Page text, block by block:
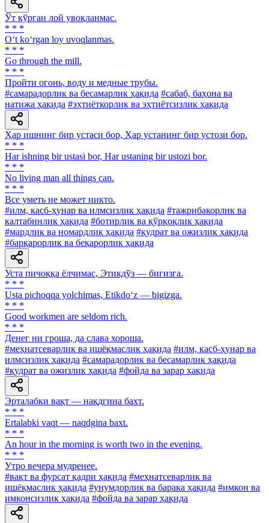
Ўт кўрган лой увоқланмас.
* * *
O‘t ko‘rgan loy uvoqlanmas.
* * *
Go through the mill.
* * *
Пройти огонь, воду и медные трубы.
#самарадорлик ва бесамарлик ҳақида #сабаб, баҳона ва
натижа ҳақида #эҳтиёткорлик ва эҳтиётсизлик ҳақида
Ҳар ишнинг бир устаси бор, Ҳар устанинг бир устози бор.
* * *
Har ishning bir ustasi bor, Har ustaning bir ustozi bor.
* * *
No living man all things can.
* * *
Все уметь не может никто.
#илм, касб-ҳунар ва илмсизлик ҳақида #тажрибакорлик ва
калтабинлик ҳақида #ботирлик ва қўрқоқлик ҳақида
#мардлик ва номардлик ҳақида #қудрат ва ожизлик ҳақида
#барқарорлик ва беқарорлик ҳақида
Уста пичоққа ёлчимас, Этикдўз — бигизга.
* * *
Usta pichoqqa yolchimas, Etikdo‘z — bigizga.
* * *
Good workmen are seldom rich.
* * *
Денег ни гроша, да слава хороша.
#меҳнатсеварлик ва ишёқмаслик ҳақида #илм, касб-ҳунар ва
илмсизлик ҳақида #самарадорлик ва бесамарлик ҳақида
#қудрат ва ожизлик ҳақида #фойда ва зарар ҳақида
Эрталабки вақт — нақдгина бахт.
* * *
Ertalabki vaqt — naqdgina baxt.
* * *
An hour in the morning is worth two in the evening.
* * *
Утро вечера мудренее.
#вақт ва фурсат қадри ҳақида #меҳнатсеварлик ва
ишёқмаслик ҳақида #унумдорлик ва барака ҳақида #имкон ва
имконсизлик ҳақида #фойда ва зарар ҳақида